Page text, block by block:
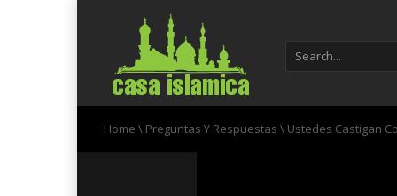
Home \ Preguntas Y Respuestas \ Ustedes Castigan